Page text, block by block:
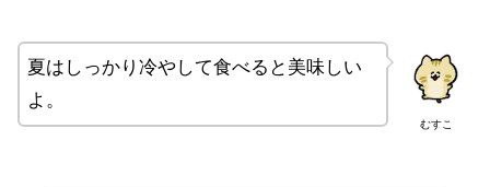
むすこ
夏はしっかり冷やして食べると美味しい
よ。